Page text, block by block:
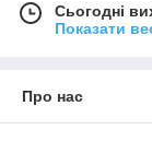
Сьогодні
Показати
Про нас